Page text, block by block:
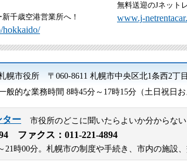
千歳空港営業所へ！
hokkaido/
無料送迎のJネット
www.j-
幌市役所 〒060-8611 札幌市中央区北1条西2
般的な業務時間 8時45分～17時15分（土日祝日
ター 市役所のどこに聞いたらよいか分からな
ファクス：011-221-4894
21時00分。札幌市の制度や手続き、市内の施設